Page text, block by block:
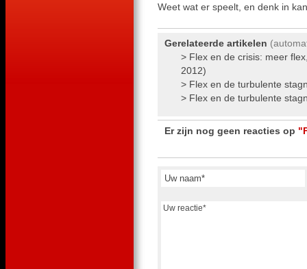
Weet wat er speelt, en denk in
Gerelateerde artikelen
> Flex en de crisis: meer
2012)
> Flex en de turbulente
> Flex en de turbulente
Er zijn nog geen reacties op